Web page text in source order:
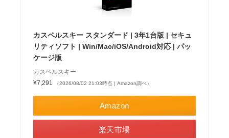
カスペルスキー スタンダード | 3年1台版 | セキュ
リティソフト | Win/Mac/iOS/Android対応 | パッ
ケージ版
カスペルスキー
¥7,291
（2026/08/02 21:03時点 | Amazon調べ）
Amazon
楽天市場